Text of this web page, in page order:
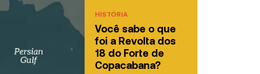
HISTÓRIA
Você sabe o que
foi a Revolta dos
18 do Forte de
Copacabana?